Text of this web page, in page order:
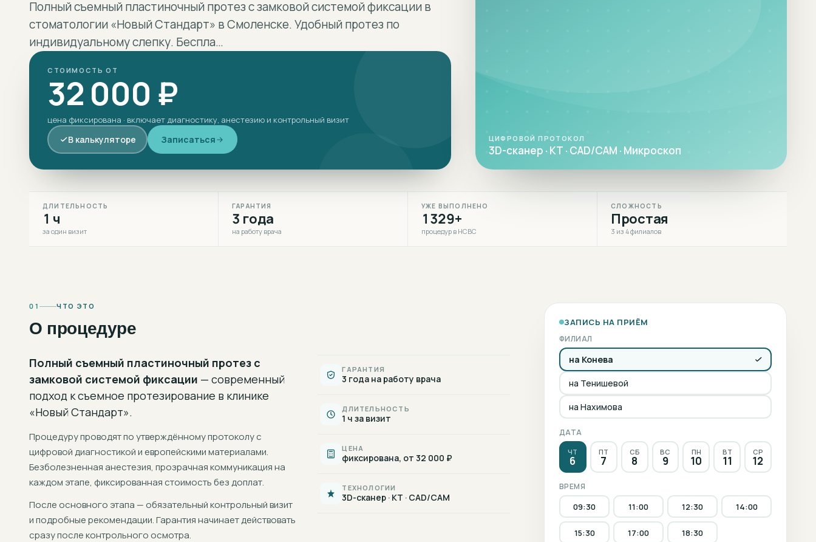
Полный съемный пластиночный протез с замковой системой фиксации в
стоматологии «Новый Стандарт» в Смоленске. Удобный протез по
индивидуальному слепку. Беспла…
СТОИМОСТЬ ОТ
32 000 ₽
цена фиксирована · включает диагностику, анестезию и контрольный визит
В калькуляторе Записаться ЦИФРОВОЙ ПРОТОКОЛ
3D-сканер · КТ · CAD/CAM · Микроскоп
ДЛИТЕЛЬНОСТЬ
1 ч
за один визит
ГАРАНТИЯ
3 года
на работу врача
УЖЕ ВЫПОЛНЕНО
1329+
процедур в НСВС
СЛОЖНОСТЬ
Простая
3 из 4 филиалов
01 ЧТО ЭТО
О процедуре
Полный съемный пластиночный протез с
замковой системой фиксации — современный
подход ксъемное протезирование в клинике
«Новый Стандарт».
Процедуру проводят по утверждённому протоколу с
цифровой диагностикой и европейскими материалами.
Безболезненная анестезия, прозрачная коммуникация на
каждом этапе, фиксированная стоимость без доплат.
После основного этапа — обязательный контрольный визит
и подробные рекомендации. Гарантия начинает действовать
сразу после контрольного осмотра.
ГАРАНТИЯ
3 года на работу врача
ДЛИТЕЛЬНОСТЬ
1 ч за визит
ЦЕНА
фиксирована, от 32 000 ₽
ТЕХНОЛОГИИ
3D-сканер · КТ · CAD/CAM
ЗАПИСЬ НА ПРИЁМ
ФИЛИАЛ
на Конева
на Тенишевой
на Нахимова
ДАТА
ЧТ
6
ПТ
7
СБ
8
ВС
9
ПН
10
ВТ
11
СР
12
ВРЕМЯ
09:30 11:00 12:30 14:00
15:30 17:00 18:30